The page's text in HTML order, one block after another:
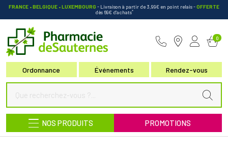
FRANCE • BELGIQUE • LUXEMBOURG - Livraison à partir de 3,99€ en point relais-OFFERTE
dès 69€ d’achats*
Ordonnance Événements Rendez-vous
0
NOS PRODUITS PROMOTIONS